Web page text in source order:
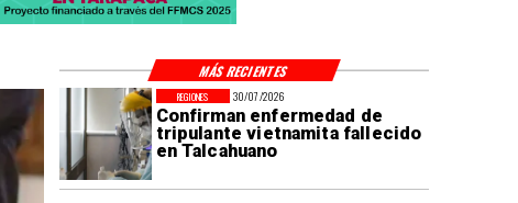
30/07/2026
Confirman enfermedad de
tripulante vietnamita fallecido
en Talcahuano
REGIONES
MÁS RECIENTES